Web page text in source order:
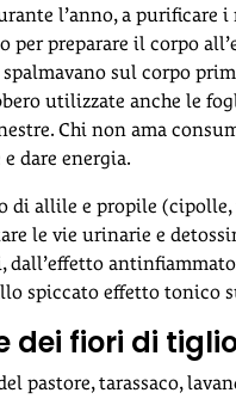
l’anno, a purificare i
per preparare il corpo
sul corpo
utilizzate anche le
Chi non ama
dare energia.
allile e propile
le vie urinarie e
spiccato effetto tonico
dei fiori di
pastore, tarassaco,